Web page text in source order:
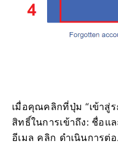
เมื่อคุณคลิกที่ปุ่ม “เข้าสู่
สิทธิ์ในการเข้าถึง: ชื่อแ
อีเมล คลิก ดำเนินการต่อ